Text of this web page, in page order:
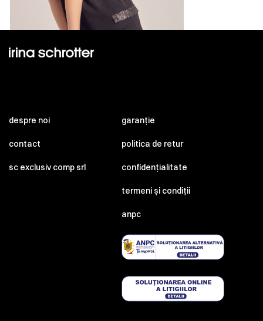
despre noi
contact
sc exclusiv comp srl
garanție
politica de retur
confidențialitate
termeni și condiții
anpc